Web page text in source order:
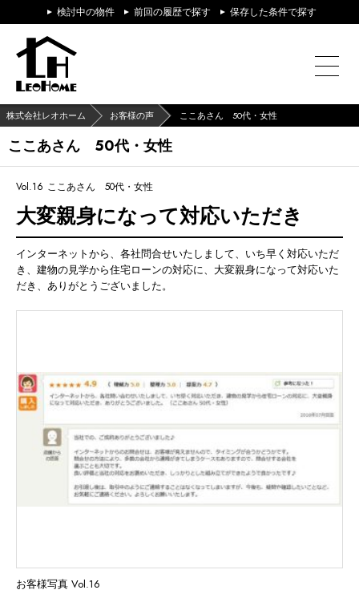
検討中の物件 前回の履歴で探す 保存した条件で探す
株式会社レオホーム お客様の声 ここあさん 50代・女性
ここあさん 50代・女性
Vol.16 ここあさん 50代・女性
大変親身になって対応いただき
インターネットから、各社問合せいたしまして、いち早く対応いただ
き、建物の見学から住宅ローンの対応に、大変親身になって対応いた
だき、ありがとうございました。
お客様写真 Vol.16